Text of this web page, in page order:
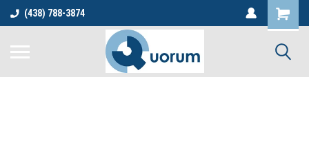
(438) 788-3874